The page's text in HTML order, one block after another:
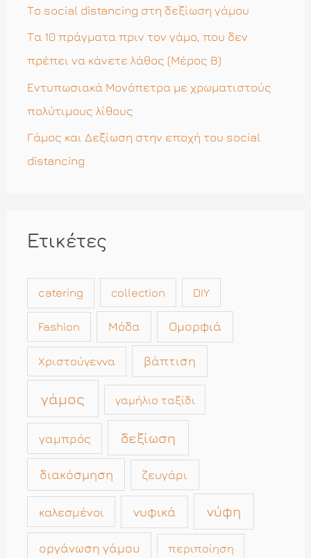
Το social distancing στη δεξίωση γάμου
Τα 10 πράγματα πριν τον γάμο, που δεν
πρέπει να κάνετε λάθος (Μέρος Β)
Εντυπωσιακά Μονόπετρα με χρωματιστούς
πολύτιμους λίθους
Γάμος και Δεξίωση στην εποχή του social
distancing
Ετικέτες
catering collection DIY
Fashion Μόδα Ομορφιά
Χριστούγεννα βάπτιση
γάμος γαμήλιο ταξίδι
γαμπρός δεξίωση
διακόσμηση ζευγάρι
καλεσμένοι νυφικά νύφη
οργάνωση γάμου περιποίηση